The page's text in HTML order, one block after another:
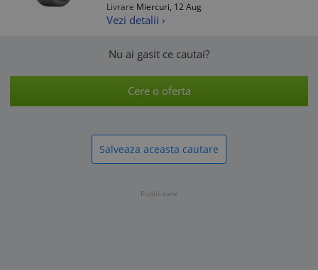
Livrare Miercuri, 12 Aug
Vezi detalii ›
Nu ai gasit ce cautai?
Cere o oferta
Salveaza aceasta cautare
Publicitate